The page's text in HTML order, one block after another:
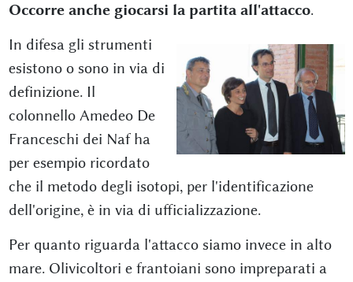
Occorre anche giocarsi la partita all'attacco.
In difesa gli strumenti
esistono o sono in via di
definizione. Il
colonnello Amedeo De
Franceschi dei Naf ha
per esempio ricordato
che il metodo degli isotopi, per l'identificazione
dell'origine, è in via di ufficializzazione.
Per quanto riguarda l'attacco siamo invece in alto
mare. Olivicoltori e frantoiani sono impreparati a